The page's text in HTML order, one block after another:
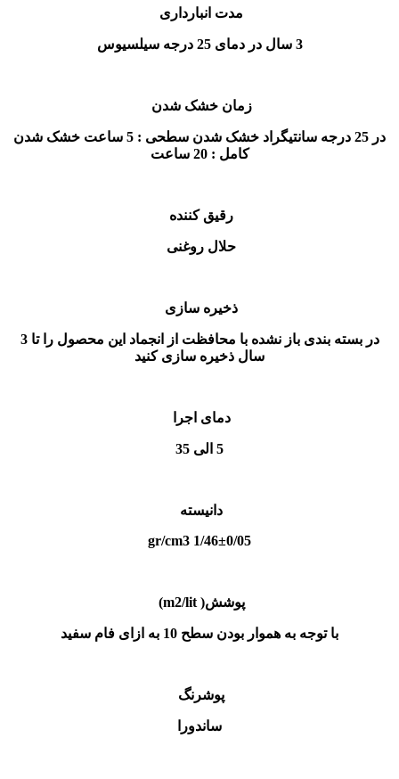
مدت انبارداری
3 سال در دمای 25 درجه سیلسیوس
زمان خشک شدن
در 25 درجه سانتيگراد خشک شدن سطحی : 5 ساعت خشک شدن
کامل : 20 ساعت
رقیق کننده
حلال روغنی
ذخیره سازی
در بسته بندی باز نشده با محافظت از انجماد این محصول را تا 3
سال ذخیره سازی کنید
دمای اجرا
5 الی 35
دانیسته
1/46±0/05 gr/cm3
پوشش( m2/lit)
با توجه به هموار بودن سطح 10 به ازای فام سفید
پوشرنگ
ساندورا